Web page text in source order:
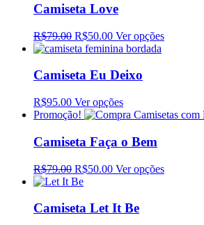
Camiseta Love
R$79.00 R$50.00 Ver opções
Camiseta Eu Deixo
R$95.00 Ver opções
Promoção!
Camiseta Faça o Bem
R$79.00 R$50.00 Ver opções
Camiseta Let It Be